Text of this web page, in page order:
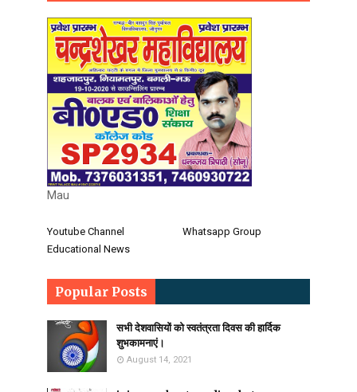
Mau
Youtube Channel
Whatsapp Group
Educational News
Popular Posts
सभी देशवासियों को स्वतंत्रता दिवस की हार्दिक
शुभकामनाएं।
August 14, 2021